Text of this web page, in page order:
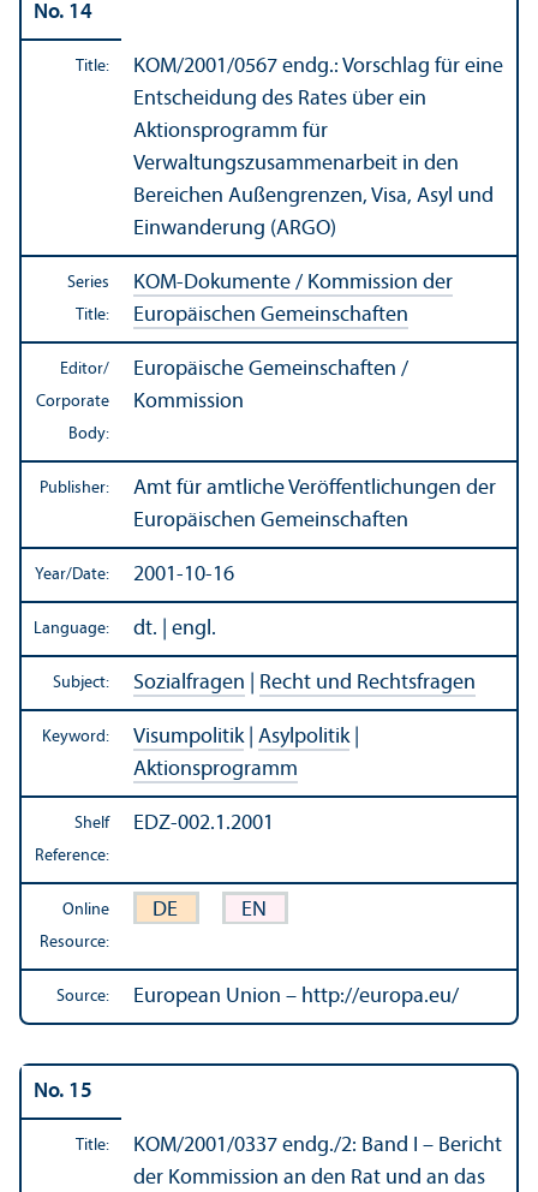
No. 14
Title: KOM/2001/0567 endg.: Vorschlag für eine
Entscheidung des Rates über ein
Aktionsprogramm für
Verwaltungszusammenarbeit in den
Bereichen Außengrenzen, Visa, Asyl und
Einwanderung (ARGO)
Series
Title:
KOM-Dokumente / Kommission der
Europäischen Gemeinschaften
Editor/
Corporate
Body:
Europäische Gemeinschaften /
Kommission
Publisher:
Amt für amtliche Veröffentlichungen der
Europäischen Gemeinschaften
Year/Date: 2001-10-16
Language: dt. | engl.
Subject: Sozialfragen Recht und Rechtsfragen
Keyword: Visumpolitik| Asylpolitik|
Aktionsprogramm
Shelf
Reference:
EDZ-002.1.2001
Online
Resource:
DE EN
Source: European Union – http://europa.eu/
No. 15
Title: KOM/2001/0337 endg./2: Band I – Bericht
der Kommission an den Rat und an das